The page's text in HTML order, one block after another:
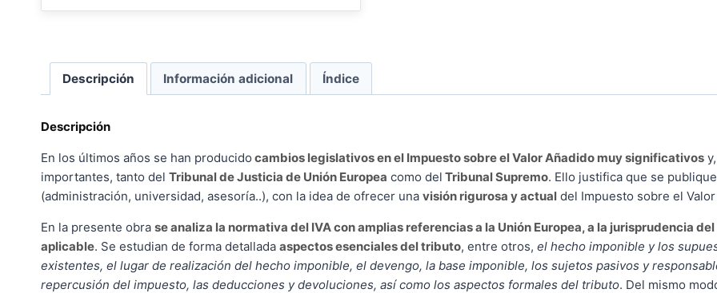
Descripción Información adicional Índice
Descripción
En los últimos años se han producido cambios legislativos en el Impuesto sobre el Valor Añadido muy significativos
importantes, tanto del Tribunal de Justicia de Unión Europea como del Tribunal Supremo. Ello justifica que se
(administración, universidad, asesoría..), con la idea de ofrecer una visión rigurosa y actual del Impuesto sobre el
En la presente obra se analiza la normativa del IVA con amplias referencias a la Unión Europea, a la jurisprudencia del
aplicable. Se estudian de forma detallada aspectos esenciales del tributo, entre otros, el hecho imponible y los
existentes, el lugar de realización del hecho imponible, el devengo, la base imponible, los sujetos pasivos y
repercusión del impuesto, las deducciones y devoluciones, así como los aspectos formales del tributo. Del mismo